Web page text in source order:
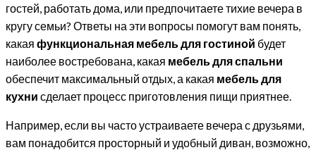
гостей, работать дома, или предпочитаете тихие вечера в
кругу семьи? Ответы на эти вопросы помогут вам понять,
какая функциональная мебель для гостиной будет
наиболее востребована, какая мебель для спальни
обеспечит максимальный отдых, а какая мебель для
кухни сделает процесс приготовления пищи приятнее.
Например, если вы часто устраиваете вечера с друзьями,
вам понадобится просторный и удобный диван, возможно,